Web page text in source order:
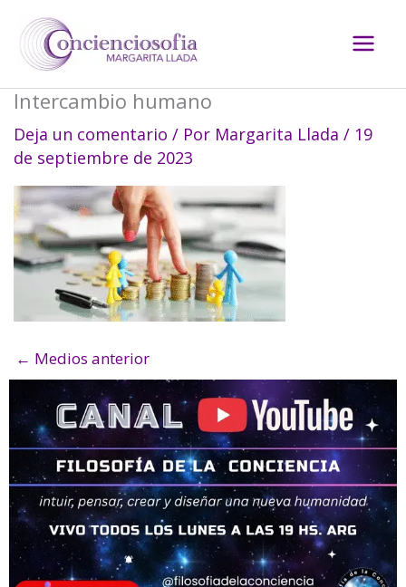
contenido
Intercambio humano
Deja un comentario / Por Margarita Llada / 19
de septiembre de 2023
← Medios anterior